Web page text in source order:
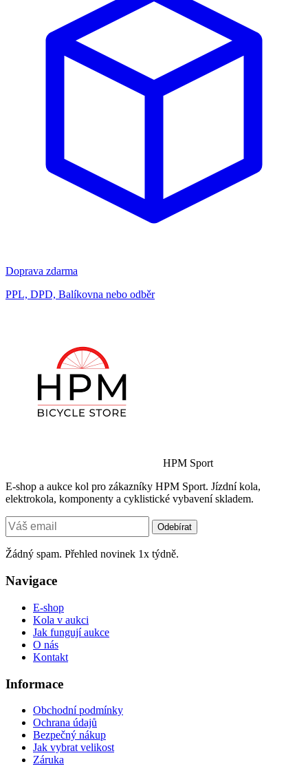
Doprava zdarma
PPL, DPD, Balíkovna nebo odběr
HPM Sport
E-shop a aukce kol pro zákazníky HPM Sport. Jízdní kola,
elektrokola, komponenty a cyklistické vybavení skladem.
Odebírat
Žádný spam. Přehled novinek 1x týdně.
Navigace
E-shop
Kola v aukci
Jak fungují aukce
O nás
Kontakt
Informace
Obchodní podmínky
Ochrana údajů
Bezpečný nákup
Jak vybrat velikost
Záruka